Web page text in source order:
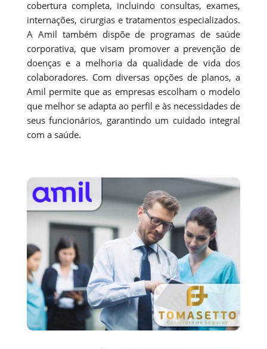
cobertura completa, incluindo consultas, exames,
internações, cirurgias e tratamentos especializados.
A Amil também dispõe de programas de saúde
corporativa, que visam promover a prevenção de
doenças e a melhoria da qualidade de vida dos
colaboradores. Com diversas opções de planos, a
Amil permite que as empresas escolham o modelo
que melhor se adapta ao perfil e às necessidades de
seus funcionários, garantindo um cuidado integral
com a saúde.